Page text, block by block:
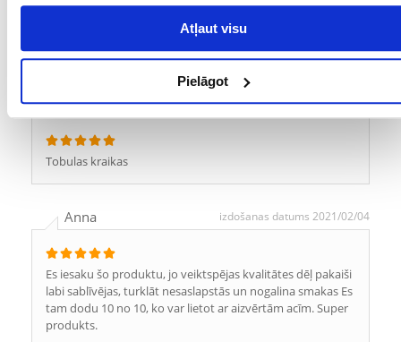
Atļaut visu
Pielāgot
UZRAKSTĪT ATSAUKSMI
Sigita izdošanas datums 2021/03/08
Tobulas kraikas
Anna izdošanas datums 2021/02/04
Es iesaku šo produktu, jo veiktspējas kvalitātes dēļ pakaiši
labi sablīvējas, turklāt nesaslapstās un nogalina smakas Es
tam dodu 10 no 10, ko var lietot ar aizvērtām acīm. Super
produkts.